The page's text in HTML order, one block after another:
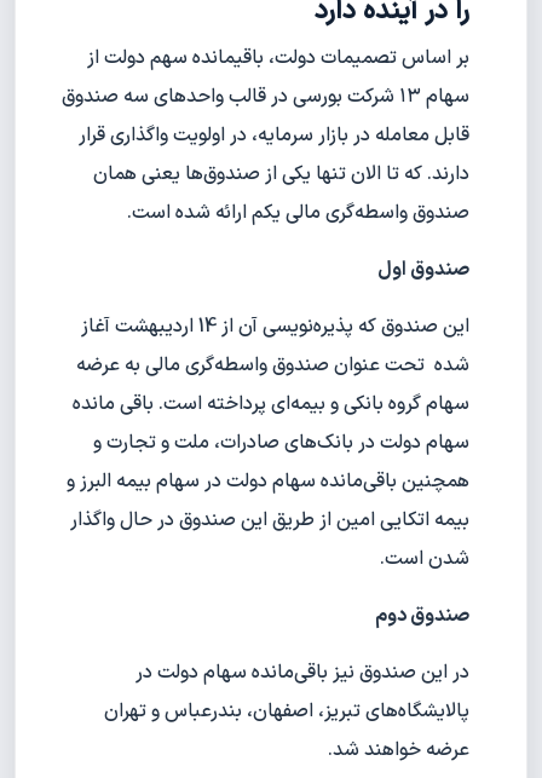
را در آینده دارد
بر اساس تصمیمات دولت، باقیمانده سهم دولت از
سهام ۱۳ شرکت بورسی در قالب واحد‌های سه صندوق
قابل معامله در بازار سرمایه، در اولویت واگذاری قرار
دارند. که تا الان تنها یکی از صندوق‌ها یعنی همان
صندوق واسطه‌گری مالی یکم ارائه شده است.
صندوق اول
این صندوق که پذیره‌نویسی آن از 14 اردیبهشت آغاز
شده تحت عنوان صندوق واسطه‌گری مالی به عرضه
سهام گروه بانکی و بیمه‌ای پرداخته است. باقی مانده
سهام دولت در بانک‌های صادرات، ملت و تجارت و
همچنین باقی‌مانده سهام دولت در سهام بیمه البرز و
بیمه اتکایی امین از طریق این صندوق در حال واگذار
شدن است.
صندوق دوم
در این صندوق نیز باقی‌مانده سهام دولت در
پالایشگاه‌های تبریز، اصفهان، بندرعباس و تهران
عرضه خواهند شد.